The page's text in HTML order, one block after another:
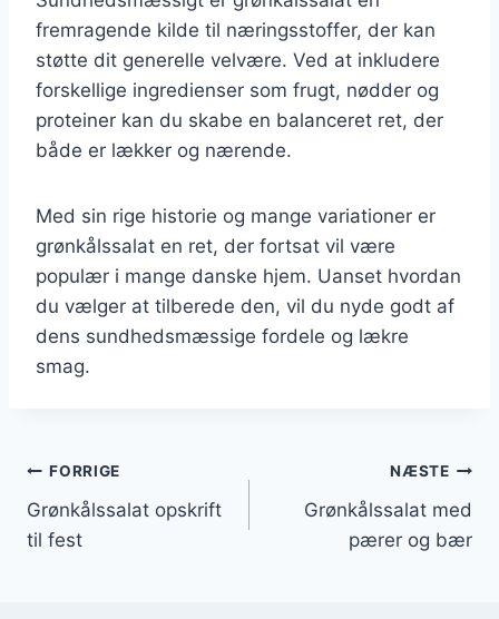
fremragende kilde til næringsstoffer, der kan
støtte dit generelle velvære. Ved at inkludere
forskellige ingredienser som frugt, nødder og
proteiner kan du skabe en balanceret ret, der
både er lækker og nærende.
Med sin rige historie og mange variationer er
grønkålssalat en ret, der fortsat vil være
populær i mange danske hjem. Uanset hvordan
du vælger at tilberede den, vil du nyde godt af
dens sundhedsmæssige fordele og lækre
smag.
Indlægsnavigation
FORRIGE
Grønkålssalat opskrift
til fest
NÆSTE
Grønkålssalat med
pærer og bær